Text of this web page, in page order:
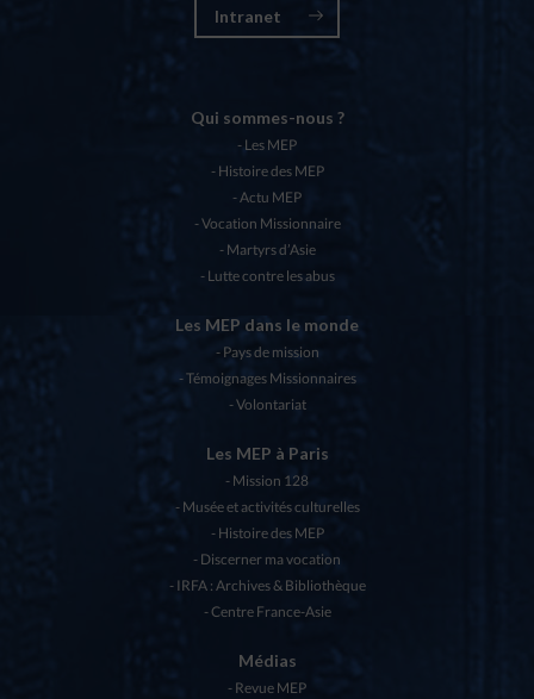
Intranet
Qui sommes-nous ?
Les MEP
Histoire des MEP
Actu MEP
Vocation Missionnaire
Martyrs d’Asie
Lutte contre les abus
Les MEP dans le monde
Pays de mission
Témoignages Missionnaires
Volontariat
Les MEP à Paris
Mission 128
Musée et activités culturelles
Histoire des MEP
Discerner ma vocation
IRFA : Archives & Bibliothèque
Centre France-Asie
Médias
Revue MEP